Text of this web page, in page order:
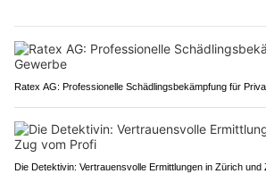
Ratex AG: Professionelle Schädlingsbekämpfung für
Die Detektivin: Vertrauensvolle Ermittlungen in Zürich und